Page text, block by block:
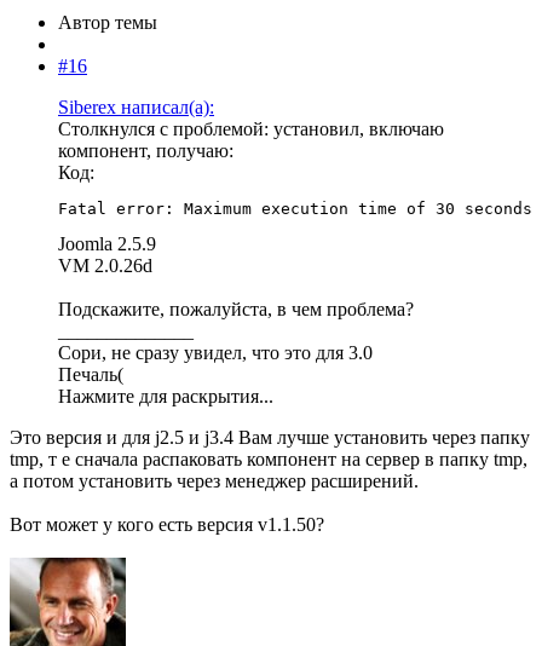
Автор темы
#16
Siberex написал(а):
Столкнулся с проблемой: установил, включаю
компонент, получаю:
Код:
Fatal error: Maximum execution time of 30
Joomla 2.5.9
VM 2.0.26d
Подскажите, пожалуйста, в чем проблема?
Сори, не сразу увидел, что это для 3.0
Печаль(
Нажмите для раскрытия...
Это версия и для j2.5 и j3.4 Вам лучше установить через папку
tmp, т е сначала распаковать компонент на сервер в папку tmp,
а потом установить через менеджер расширений.
Вот может у кого есть версия v1.1.50?